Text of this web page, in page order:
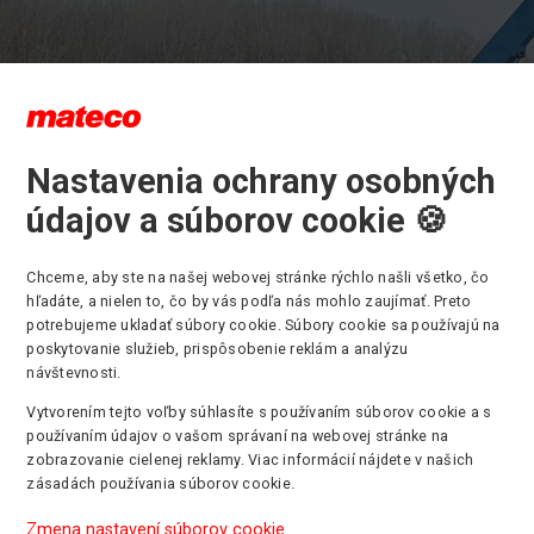
teleskopická plošina Genie ZX-
70 v akcii
kĺbovo-teleskopicképlošiny sú vhodné pre práce, kedy je
dosah a zároveň je potrebné prekonať určitú prekážku.
prostrediach vybavených množstvom technológie alebo pri
Plošiny majú veľkú výhodu a to, že sú otočné 360°, majú veľký
prekážky až do 20m.
pri výstavbe mosta pomáhala samohybná kĺbová plošina
Kompletnú ponuku kĺbových plošín nájdete
Nastavenia ochrany osobných
údajov a súborov cookie 🍪
Chceme, aby ste na našej webovej stránke rýchlo našli všetko, čo
hľadáte, a nielen to, čo by vás podľa nás mohlo zaujímať. Preto
potrebujeme ukladať súbory cookie. Súbory cookie sa používajú na
poskytovanie služieb, prispôsobenie reklám a analýzu
návštevnosti.
Vytvorením tejto voľby súhlasíte s používaním súborov cookie a s
používaním údajov o vašom správaní na webovej stránke na
zobrazovanie cielenej reklamy. Viac informácií nájdete v našich
zásadách používania súborov cookie.